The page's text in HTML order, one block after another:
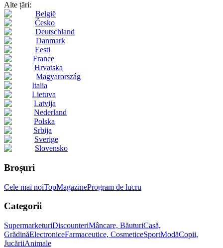
Alte țări:
België
Česko
Deutschland
Danmark
Eesti
France
Hrvatska
Magyarország
Italia
Lietuva
Latvija
Nederland
Polska
Srbija
Sverige
Slovensko
Broșuri
Cele mai noiTopMagazineProgram de lucru
Categorii
SupermarketuriDiscounteriMâncare, BăuturiCasă,
GrădinăElectroniceFarmaceutice, CosmeticeSportModăCopii,
JucăriiAnimale